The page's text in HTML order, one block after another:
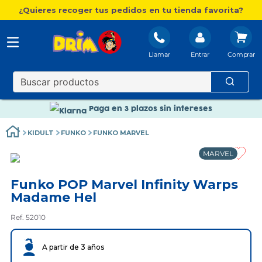
¿Quieres recoger tus pedidos en tu tienda favorita?
Llamar Entrar
Nuevo catálogo Aire Libre
Envío gratis. A partir de 60€(excepto Baleares)
Paga en 3 plazos sin intereses
Paga en 3 plazos sin intereses
KIDULT FUNKO FUNKO MARVEL
MARVEL
Funko POP Marvel Infinity Warps
Madame Hel
Ref. 52010
A partir de 3 años